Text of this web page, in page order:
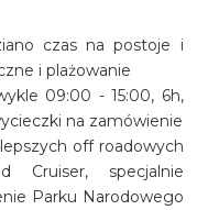
czas na postoje i
i plażowanie
09:00 - 15:00, 6h,
na zamówienie
off roadowych
Cruiser, specjalnie
Parku Narodowego